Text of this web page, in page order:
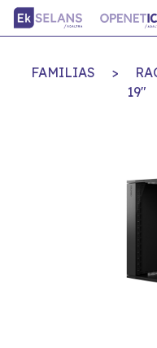
FAMILIAS >
19"